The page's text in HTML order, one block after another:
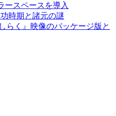
ースペースを導入
時期と諸元の謎
らく』映像のパッケージ版と